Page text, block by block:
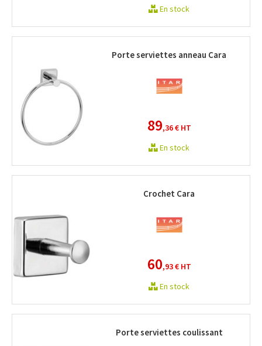
En stock
Porte serviettes anneau Cara
89,36 €HT
En stock
Crochet Cara
60,93 €HT
En stock
Porte serviettes coulissant